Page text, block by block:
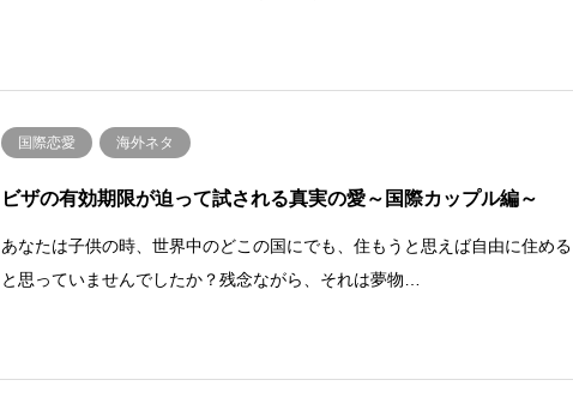
国際恋愛 海外ネタ
ビザの有効期限が迫って試される真実の愛～国際カップル編～
あなたは子供の時、世界中のどこの国にでも、住もうと思えば自由に住める
と思っていませんでしたか？残念ながら、それは夢物…